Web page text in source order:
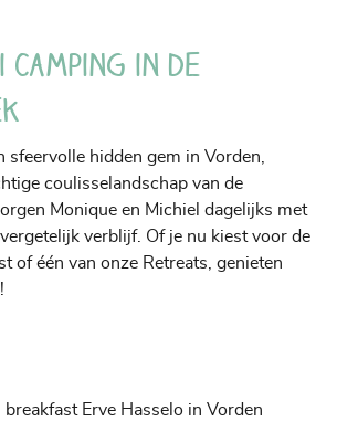
Camping in de
sfeervolle hidden gem in Vorden,
coulisselandschap van de
Monique en Michiel dagelijks met
verblijf. Of je nu kiest voor de
of één van onze Retreats, genieten
Erve Hasselo in Vorden